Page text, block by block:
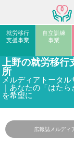
就労移行
支援事業
自立訓練
事業
上野の就労移行
所
メルディアトータル
｜あなたの「はたら
を希望に
広報誌メルディ